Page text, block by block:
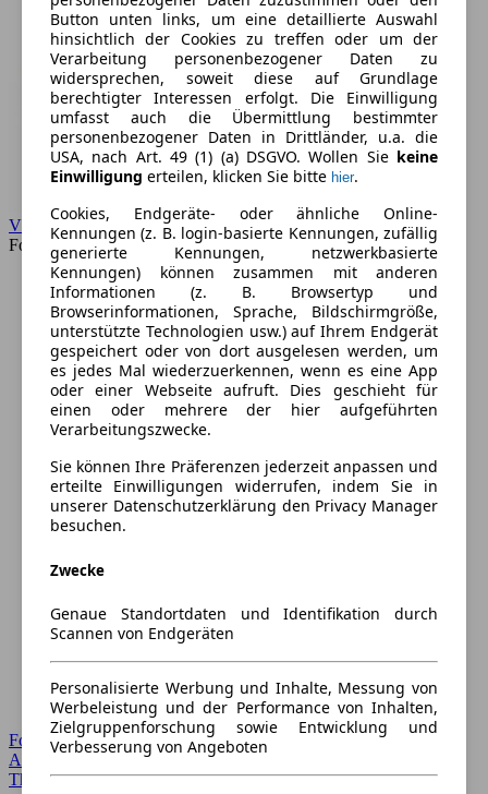
VW
Forum
Forum Startseite
Alle Auto-Foren
Themen-Forum
Button unten links, um eine detaillierte Auswahl
hinsichtlich der Cookies zu treffen oder um der
Verarbeitung personenbezogener Daten zu
widersprechen, soweit diese auf Grundlage
berechtigter Interessen erfolgt. Die Einwilligung
umfasst auch die Übermittlung bestimmter
personenbezogener Daten in Drittländer, u.a. die
USA, nach Art. 49 (1) (a) DSGVO. Wollen Sie keine
Einwilligung erteilen, klicken Sie bitte hier.
Cookies, Endgeräte- oder ähnliche Online-
Kennungen (z. B. login-basierte Kennungen, zufällig
generierte Kennungen, netzwerkbasierte
Kennungen) können zusammen mit anderen
Informationen (z. B. Browsertyp und
Browserinformationen, Sprache, Bildschirmgröße,
unterstützte Technologien usw.) auf Ihrem Endgerät
gespeichert oder von dort ausgelesen werden, um
es jedes Mal wiederzuerkennen, wenn es eine App
oder einer Webseite aufruft. Dies geschieht für
einen oder mehrere der hier aufgeführten
Verarbeitungszwecke.
Sie können Ihre Präferenzen jederzeit anpassen und
erteilte Einwilligungen widerrufen, indem Sie in
unserer Datenschutzerklärung den Privacy Manager
besuchen.
Zwecke
Genaue Standortdaten und Identifikation durch
Scannen von Endgeräten
Personalisierte Werbung und Inhalte, Messung von
Werbeleistung und der Performance von Inhalten,
Zielgruppenforschung sowie Entwicklung und
Verbesserung von Angeboten